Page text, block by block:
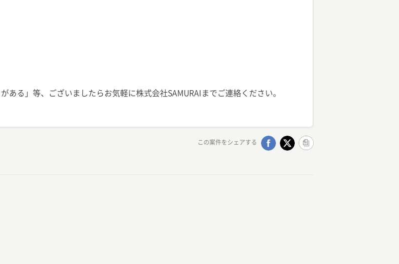
ある」等、ございましたらお気軽に株式会社SAMURAIまでご連絡ください。
この案件をシェアする